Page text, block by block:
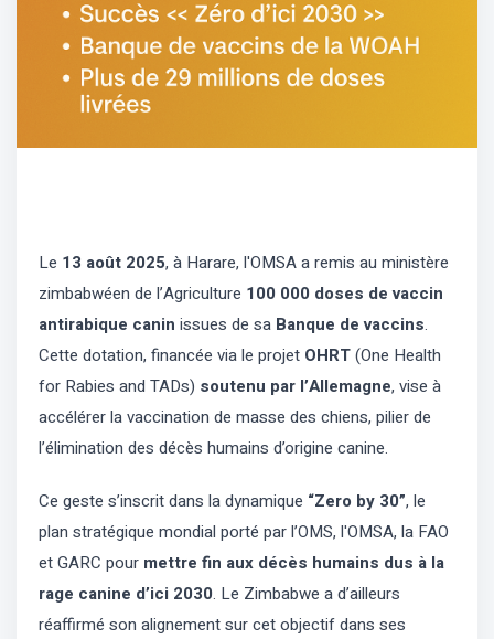
Le 13 août 2025, à Harare, l'OMSA a remis au ministère
zimbabwéen de l’Agriculture 100 000 doses de vaccin
antirabique canin issues de sa Banque de vaccins.
Cette dotation, financée via le projet OHRT(One Health
for Rabies and TADs) soutenu par l’Allemagne, vise à
accélérer la vaccination de masse des chiens, pilier de
l’élimination des décès humains d’origine canine.
Ce geste s’inscrit dans la dynamique “Zero by 30”, le
plan stratégique mondial porté par l’OMS, l'OMSA, la FAO
et GARC pour mettre fin aux décès humains dus à la
rage canine d’ici 2030. Le Zimbabwe a d’ailleurs
réaffirmé son alignement sur cet objectif dans ses